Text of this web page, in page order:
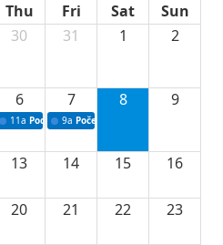
Thu Fri Sat
Sun
ugovora sa neprofitnim
30 31 1 2
ugovora o stipendijama za
6
11a Podrška razvoju vodne infrastrukture u
7
9a Početak izgradnje nove
8 9
13 14 15 16
20 21 22 23